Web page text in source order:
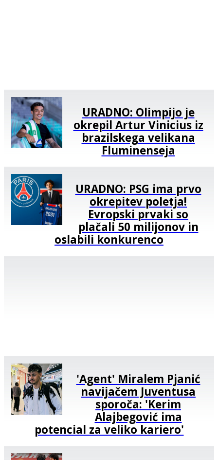
URADNO: Olimpijo je
okrepil Artur Vinicius iz
brazilskega velikana
Fluminenseja
URADNO: PSG ima prvo
okrepitev poletja!
Evropski prvaki so
plačali 50 milijonov in
oslabili konkurenco
'Agent' Miralem Pjanić
navijačem Juventusa
sporoča: 'Kerim
Alajbegović ima
potencial za veliko kariero'